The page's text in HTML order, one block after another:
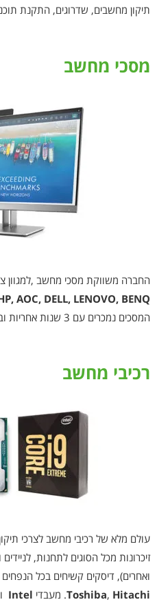
תיקון מחשבים, שדרוגים, התקנת
מסכי מחשב
החברה משווקת מסכי מחשב ,למגוון
AOC, DELL, LENOVO, BENQ
המסכים נמכרים עם 3 שנות אחריות ובדרך כלל בבית הלקוח.
רכיבי מחשב
עולם מלא של רכיבי מחשב לצרכי
ואחרים), דיסקים קשיחים בכל
Toshiba, Hitachi . מעבדי Intel